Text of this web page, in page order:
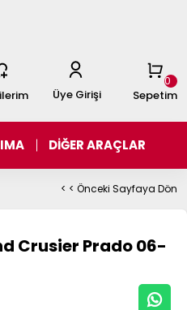
Sepetim
0
Üye Girişi
DİĞER ARAÇLAR
< < Önceki Sayfaya Dön
Crusier Prado 06-